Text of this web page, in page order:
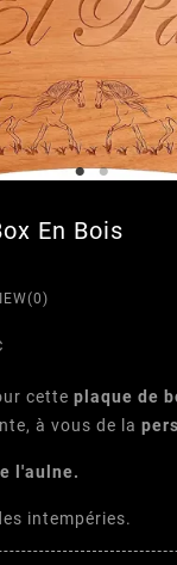
En Bois
cette plaque de
à vous de la
l'aulne.
intempéries.